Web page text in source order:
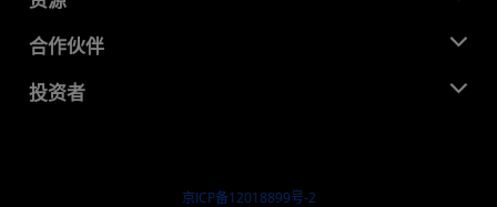
就业机会
联系我们
媒体库
开发中心
成功案例
合作伙伴
AMD 合作伙伴中心
投资者
京ICP备12018899号-2